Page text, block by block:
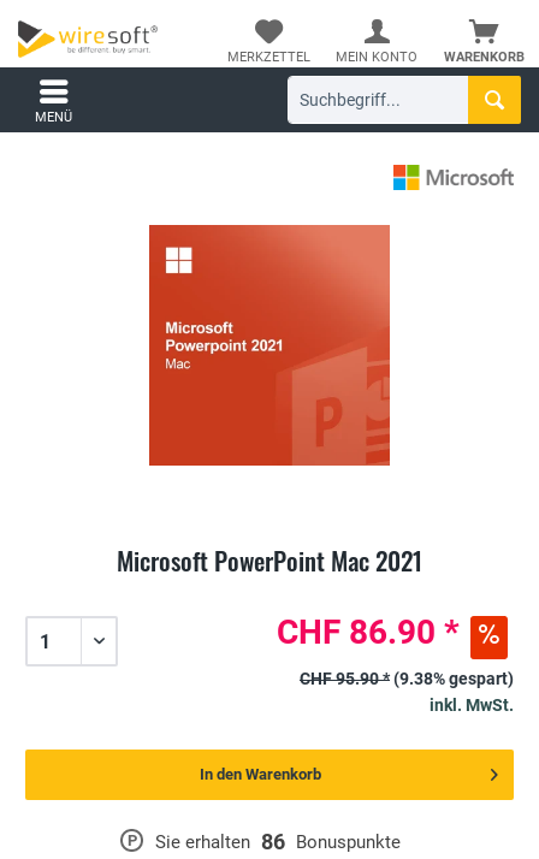
WARENKORB
MERKZETTEL MEIN KONTO
MENÜ
Microsoft PowerPoint Mac 2021
P Sie erhalten 86 Bonuspunkte
CHF 86.90 *
CHF 95.90 *(9.38% gespart)
inkl. MwSt.
In den Warenkorb